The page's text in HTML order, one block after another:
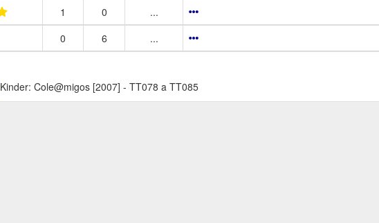
1 0
...
0 6 ...
Kinder: Cole@migos [2007] - TT078 a TT085